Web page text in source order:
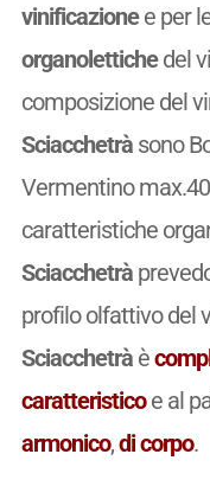
vinificazionee per
organolettichedel
composizione del
Sciacchetràsono
Vermentino
caratteristiche
Sciacchetrà
profilo olfattivo del
Sciacchetràè
caratteristicoe al
armonico,di corpo.